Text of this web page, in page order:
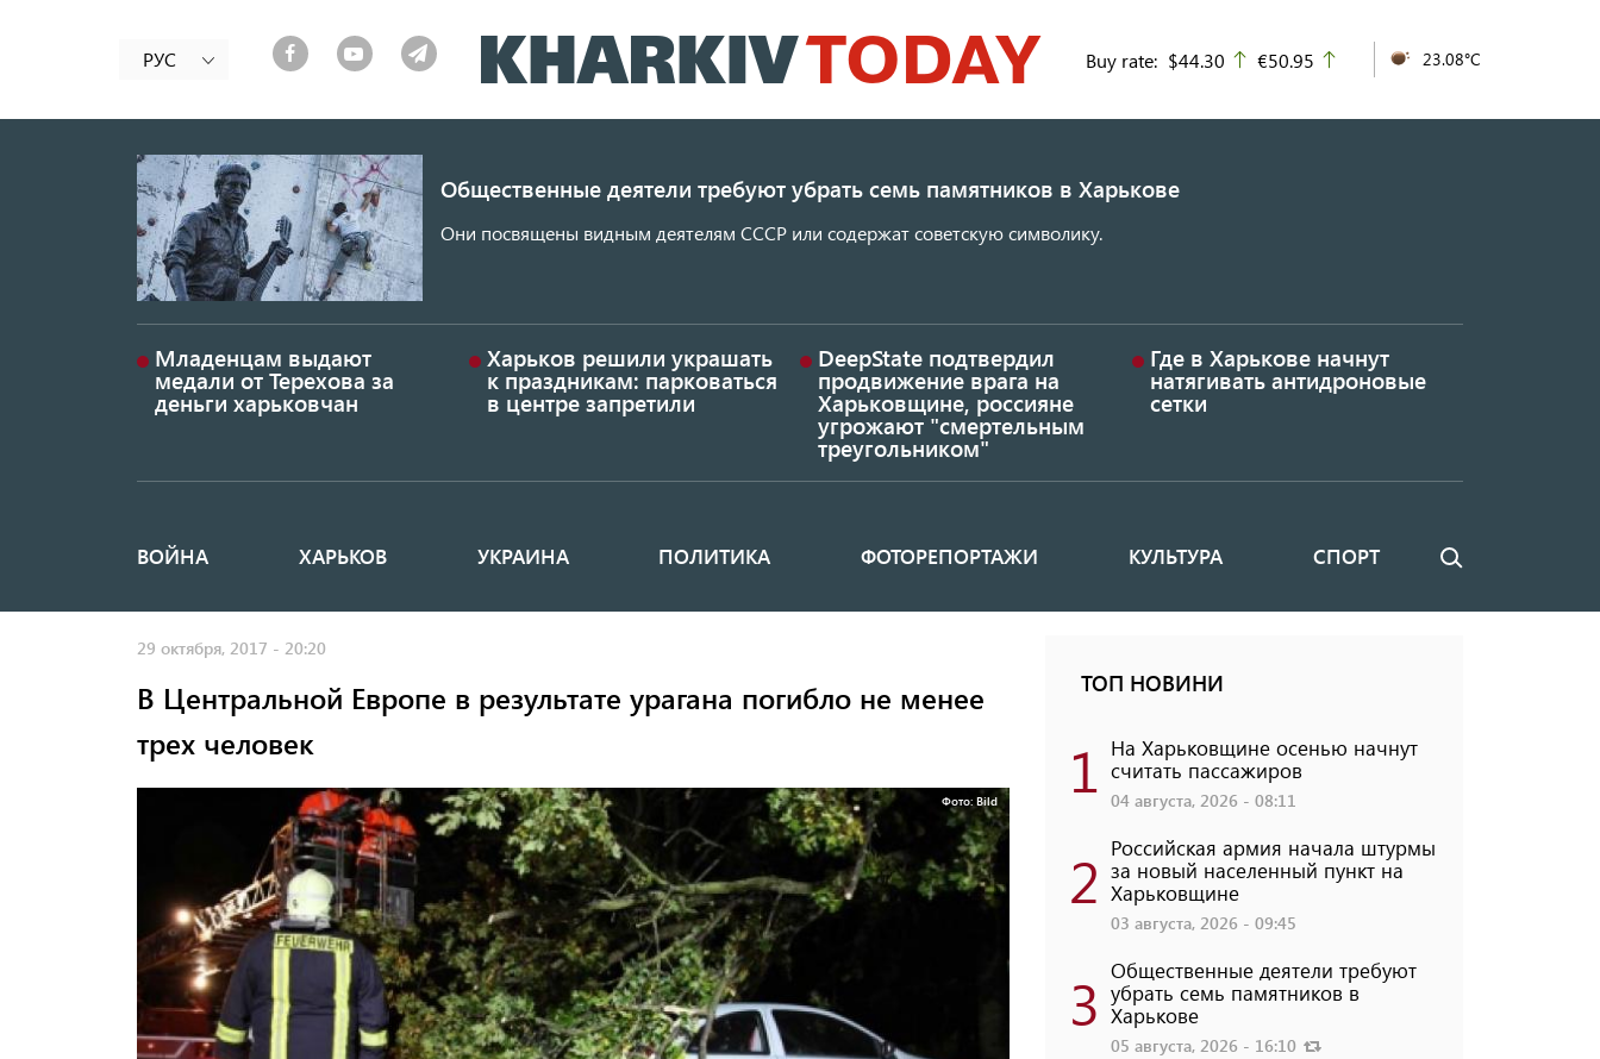
к
основному
РУС Buy rate: $44.30 up
€50.95 23.08°C
Общественные деятели требуют убрать семь памятников в Харькове
Они посвящены видным деятелям СССР или содержат советскую символику.
Младенцам выдают
медали от Терехова за
деньги харьковчан
Харьков решили украшать
к праздникам: парковаться
в центре запретили
DeepState подтвердил
продвижение врага на
Харьковщине, россияне
угрожают "смертельным
треугольником"
Где в Харькове начнут
натягивать антидроновые
сетки
Основная
ВОЙНА ХАРЬКОВ УКРАИНА ПОЛИТИКА ФОТОРЕПОРТАЖИ КУЛЬТУРА СПОРТ Поиск
29 октября, 2017 - 20:20
В Центральной Европе в результате урагана погибло не менее
трех человек
Фото: Bild
ТОП НОВИНИ
1 На Харьковщине осенью начнут
считать пассажиров
04 августа, 2026 - 08:11
2 Российская армия начала штурмы
за новый населенный пункт на
Харьковщине
03 августа, 2026 - 09:45
3 Общественные деятели требуют
убрать семь памятников в
Харькове
05 августа, 2026 - 16:10